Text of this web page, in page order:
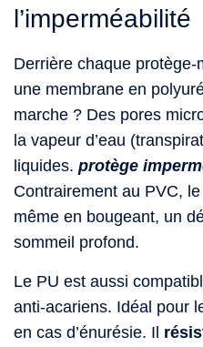
l’imperméabilité
Derrière chaque
une membrane en
marche ? Des pores
la vapeur d’eau
liquides. protège
Contrairement au PVC,
même en bougeant, un
sommeil profond.
Le PU est aussi
anti-acariens. Idéal pour
en cas d’énurésie. Il